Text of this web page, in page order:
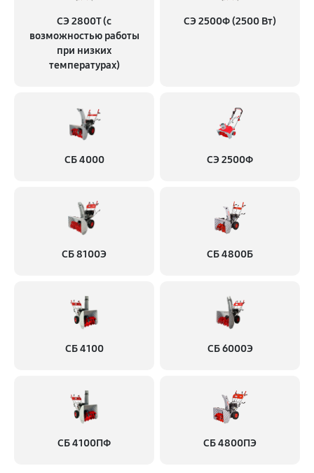
СЭ 2800Т (с
возможностью работы
при низких
температурах)
СЭ 2500Ф (2500 Вт)
СБ 4000 СЭ 2500Ф
СБ 8100Э СБ 4800Б
СБ 4100 СБ 6000Э
СБ 4100ПФ СБ 4800ПЭ